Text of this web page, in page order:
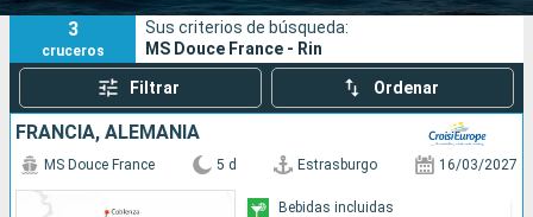
Buscar
3
cruceros
Sus criterios de búsqueda:
MS Douce France - Rin
Filtrar Ordenar
FRANCIA, ALEMANIA
MS Douce France 5 d Estrasburgo 16/03/2027
Bebidas incluidas